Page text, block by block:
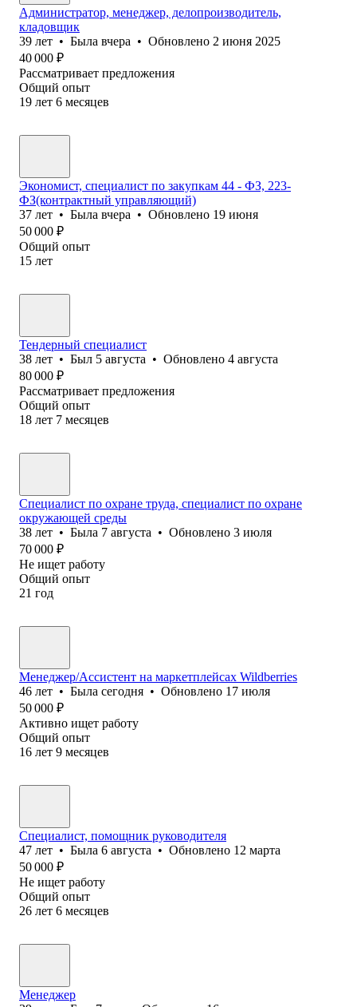
Администратор, менеджер, делопроизводитель,
кладовщик
39 лет • Была вчера • Обновлено 2 июня 2025
40 000 ₽
Рассматривает предложения
Общий опыт
19 лет 6 месяцев
Экономист, специалист по закупкам 44 - ФЗ, 223-
ФЗ(контрактный управляющий)
37 лет • Была вчера • Обновлено 19 июня
50 000 ₽
Общий опыт
15 лет
Тендерный специалист
38 лет • Был 5 августа • Обновлено 4 августа
80 000 ₽
Рассматривает предложения
Общий опыт
18 лет 7 месяцев
Специалист по охране труда, специалист по охране
окружающей среды
38 лет • Была 7 августа • Обновлено 3 июля
70 000 ₽
Не ищет работу
Общий опыт
21 год
Менеджер/Ассистент на маркетплейсах Wildberries
46 лет • Была сегодня • Обновлено 17 июля
50 000 ₽
Активно ищет работу
Общий опыт
16 лет 9 месяцев
Специалист, помощник руководителя
47 лет • Была 6 августа • Обновлено 12 марта
50 000 ₽
Не ищет работу
Общий опыт
26 лет 6 месяцев
Менеджер